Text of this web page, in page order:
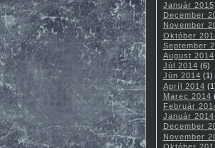
Január 2015
December
November
Október
September
August 2014
Júl 2014 (6)
Jún 2014 (1)
Apríl 2014
Marec 2014
Február
Január 2014
December
November